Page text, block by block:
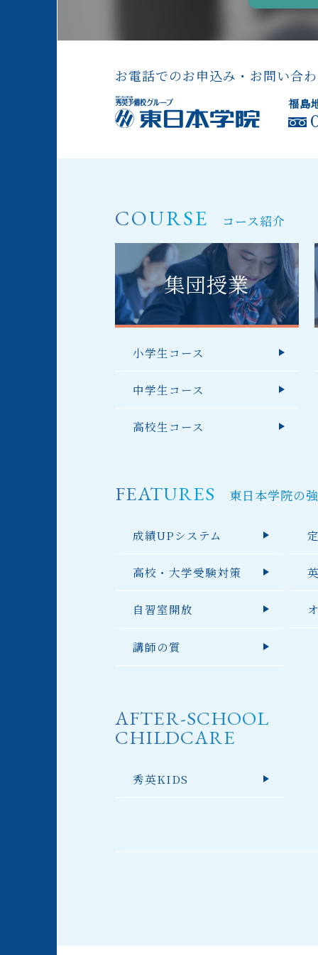
お電話でのお申込み・お問い合
福島
COURSE コース紹介
集団授業
小学生コース
中学生コース
高校生コース
FEATURES 東日本学院の
成績UPシステム
高校・大学受験対策
自習室開放
講師の質
AFTER-SCHOOL
CHILDCARE
秀英KIDS